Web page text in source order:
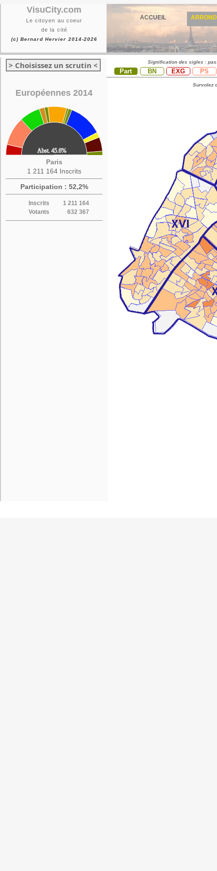
VisuCity.com
Le citoyen au coeur
de la cité
(c) Bernard Hervier 2014-2026
ACCUEIL
> Choisissez un scrutin <
Européennes 2014
Paris
1 211 164 Inscrits
Participation : 52,2%
Inscrits
1 211 164
Votants
632 367
Signification des sigles :
Part BN EXG PS
Survolez